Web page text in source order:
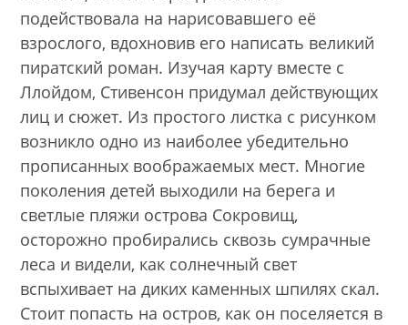
подействовала на нарисовавшего её
взрослого, вдохновив его написать великий
пиратский роман. Изучая карту вместе с
Ллойдом, Стивенсон придумал действующих
лиц и сюжет. Из простого листка с рисунком
возникло одно из наиболее убедительно
прописанных воображаемых мест. Многие
поколения детей выходили на берега и
светлые пляжи острова Сокровищ,
осторожно пробирались сквозь сумрачные
леса и видели, как солнечный свет
вспыхивает на диких каменных шпилях скал.
Стоит попасть на остров, как он поселяется в